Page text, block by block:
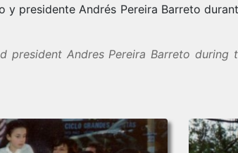
presidente Andrés Pereira Barreto
president Andres Pereira Barreto